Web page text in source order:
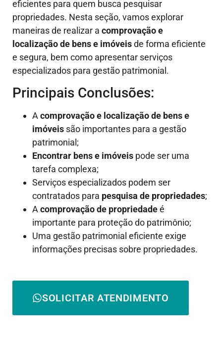
eficientes para quem busca pesquisar
propriedades. Nesta seção, vamos explorar
maneiras de realizar a comprovação e
localização de bens e imóveisde forma eficiente
e segura, bem como apresentar serviços
especializados para gestão patrimonial.
Principais Conclusões:
A comprovação e localização de bens e
imóveis são importantes para a gestão
patrimonial;
Encontrar bens e imóveis pode ser uma
tarefa complexa;
Serviços especializados podem ser
contratados para pesquisa de propriedades;
A comprovação de propriedadeé
importante para proteção do patrimônio;
Uma gestão patrimonial eficiente exige
informações precisas sobre propriedades.
SOLICITAR ATENDIMENTO